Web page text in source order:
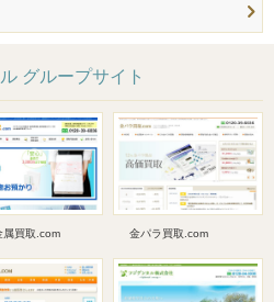
グループサイト
属買取.com 金パラ買取.com